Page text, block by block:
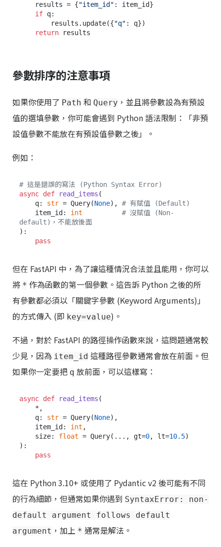
    results = {
"item_id" : item_id}
if q:
        results.update({
"q" : q})
return
參數排序的注意事項
如果你使用了 Path 和 Query ，並且將參數設為有預設
值的選填參數，你可能會遇到 Python 語法限制：「非預
設值參數不能放在有預設值參數之後」。
例如：
# 這是錯誤的寫法 (Python Syntax Error)
async def read_items (
    q:
str = Query(None), # 有賦值 (Default)
    item_id:
int
# 沒賦值 (Non-
default)，不能放後面
):
pass
但在 FastAPI 中，為了讓這種情況合法並且能用，你可以
將 * 作為函數的第一個參數。這告訴 Python 之後的所
有參數都必須以「關鍵字參數 (Keyword Arguments)」
的方式傳入 (即 key=value)。
不過，對於 FastAPI 的路徑操作函數來說，這問題通常較
少見，因為 item_id 這種路徑參數通常會放在前面。但
如果你一定要把 q 放前面，可以這樣寫：
async def read_items (
    q:
str = Query(None),
    item_id:
int ,
    size:
float = Query( ..., gt=0, lt=10.5
):
pass
這在 Python 3.10+ 或使用了 Pydantic v2 後可能有不同
的行為細節，但通常如果你遇到 SyntaxError: non-
default argument follows default
argument ，加上 * 通常是解法。